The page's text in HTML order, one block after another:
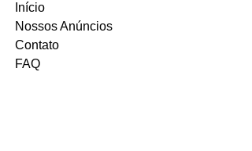
Início
Nossos Anúncios
Contato
FAQ